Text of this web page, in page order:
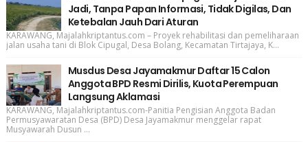
Jadi, Tanpa Papan Informasi, Tidak Digilas, Dan
Ketebalan Jauh Dari Aturan
KARAWANG, Majalahkriptantus.com – Proyek rehabilitasi dan pemeliharaan
jalan usaha tani di Blok Cipugal, Desa Bolang, Kecamatan Tirtajaya, K...
Musdus Desa Jayamakmur Daftar 15 Calon
Anggota BPD Resmi Dirilis, Kuota Perempuan
Langsung Aklamasi
KARAWANG, Majalahkriptantus.com-Panitia Pengisian Anggota Badan
Permusyawaratan Desa (BPD) Desa Jayamakmur menggelar rapat
Musyawarah Dusun ...